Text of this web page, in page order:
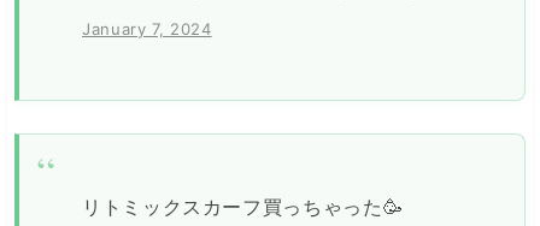
January 7, 2024
リトミックスカーフ買っちゃった🥳